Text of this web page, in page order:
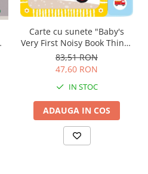
Carte cu sunete "Baby's
Very First Noisy Book Things
That Go", cartonata,
Usborne
83,51 RON
47,60 RON
IN STOC
ADAUGA IN COS